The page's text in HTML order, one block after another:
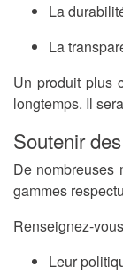
La
La
Un produit plus
longtemps. Il
Soutenir
De nombreuses
gammes
Renseignez-
Leur